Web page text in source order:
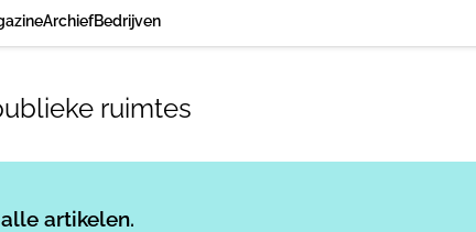
ArchiefBedrijven
ruimtes
artikelen.